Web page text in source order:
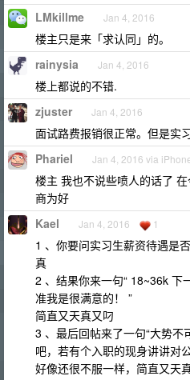
LMkillme Jan 4, 2016
楼主只是来「求认同」的。
rainysia Jan 4, 2016
楼上都说的不错.
zjuster Jan 4, 2016
面试路费报销很正常。但是实
Phariel Jan 4, 2016 via
楼主 我也不说些喷人的话了
商为好
Kael Jan 4, 2016 1
1 、你要问实习生薪资待遇是
真
2 、结果你来一句“ 18~36k 下
准我是很满意的！ ”
简直又天真又叼
3 、最后回帖来了一句“大势
吧，若有个入职的现身讲讲对
好像还很不服一样，简直又天